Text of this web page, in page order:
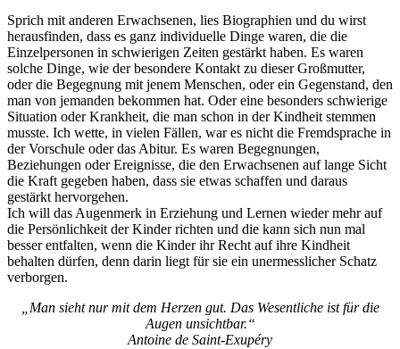
Sprich mit anderen Erwachsenen, lies Biographien und du wirst
herausfinden, dass es ganz individuelle Dinge waren, die die
Einzelpersonen in schwierigen Zeiten gestärkt haben. Es waren
solche Dinge, wie der besondere Kontakt zu dieser Großmutter,
oder die Begegnung mit jenem Menschen, oder ein Gegenstand, den
man von jemanden bekommen hat. Oder eine besonders schwierige
Situation oder Krankheit, die man schon in der Kindheit stemmen
musste. Ich wette, in vielen Fällen, war es nicht die Fremdsprache in
der Vorschule oder das Abitur. Es waren Begegnungen,
Beziehungen oder Ereignisse, die den Erwachsenen auf lange Sicht
die Kraft gegeben haben, dass sie etwas schaffen und daraus
gestärkt hervorgehen.
Ich will das Augenmerk in Erziehung und Lernen wieder mehr auf
die Persönlichkeit der Kinder richten und die kann sich nun mal
besser entfalten, wenn die Kinder ihr Recht auf ihre Kindheit
behalten dürfen, denn darin liegt für sie ein unermesslicher Schatz
verborgen.
„Man sieht nur mit dem Herzen gut. Das Wesentliche ist für die
Augen unsichtbar.“
Antoine de Saint-Exupéry